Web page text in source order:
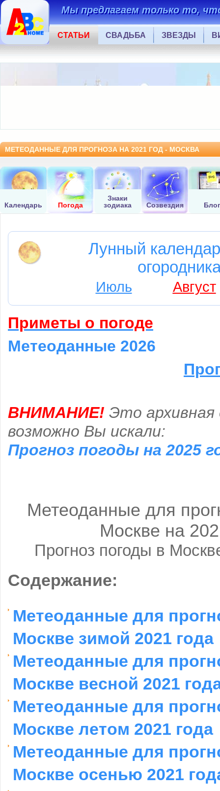
Мы предлагаем только то,
СТАТЬИ СВАДЬБА ЗВЕЗДЫ
МЕТЕОДАННЫЕ ДЛЯ ПРОГНОЗА НА 2021 ГОД - МОСКВА
Календарь Погода
Знаки
зодиака
Созвездия Блог
Лунный
Июль Август
Приметы о погоде
Метеоданные 2026
ВНИМАНИЕ! Это архивная
возможно Вы искали:
Прогноз погоды на 2025
Метеоданные для
Москве на
Прогноз погоды в
Содержание:
Метеоданные для
Москве зимой 2021 года
Метеоданные для
Москве весной 2021
Метеоданные для
Москве летом 2021 года
Метеоданные для
Москве осенью 2021